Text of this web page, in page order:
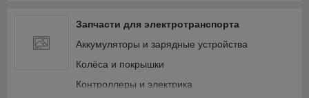
Запчасти для электротранспорта
Аккумуляторы и зарядные устройства
Колёса и покрышки
Контроллеры и электрика